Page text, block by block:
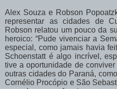
Alex Souza e Robson
representar as cidades de
Robson relatou um pouco da
heroico: “Pude vivenciar a
especial, como jamais havia
Schoenstatt é algo incrível,
tive a oportunidade de
outras cidades do Paraná,
Cornélio Procópio e São